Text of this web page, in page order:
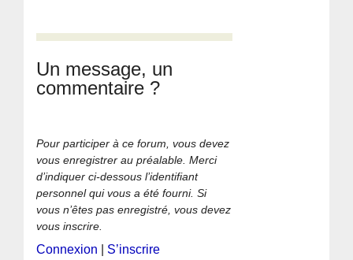
Un message, un
commentaire ?
Pour participer à ce forum, vous devez
vous enregistrer au préalable. Merci
d’indiquer ci-dessous l’identifiant
personnel qui vous a été fourni. Si
vous n’êtes pas enregistré, vous devez
vous inscrire.
Connexion
S’inscrire